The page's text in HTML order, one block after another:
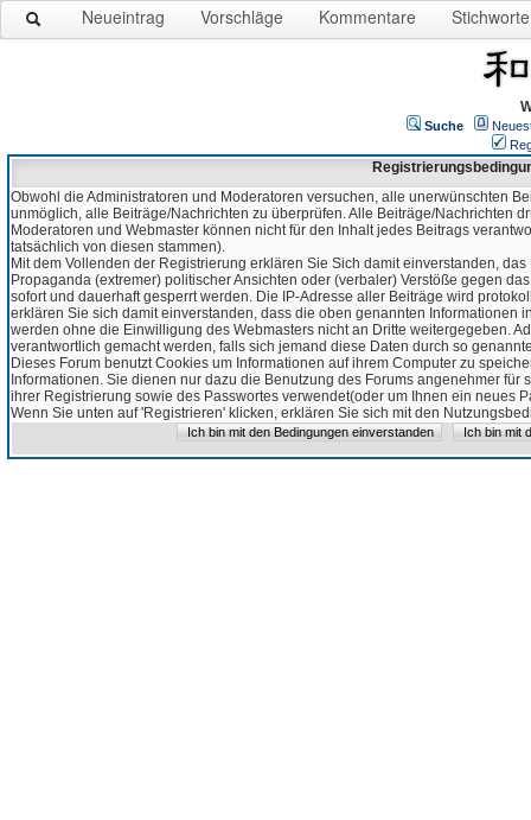
Neueintrag Vorschläge Kommentare Stichworte
Suche
Obwohl die Administratoren und Moderatoren versuchen, alle unerwünschten
unmöglich, alle Beiträge/Nachrichten zu überprüfen. Alle Beiträge/Nachrichten
Moderatoren und Webmaster können nicht für den Inhalt jedes Beitrags
tatsächlich von diesen stammen).
Mit dem Vollenden der Registrierung erklären Sie Sich damit einverstanden,
Propaganda (extremer) politischer Ansichten oder (verbaler) Verstöße gegen
sofort und dauerhaft gesperrt werden. Die IP-Adresse aller Beiträge wird
erklären Sie sich damit einverstanden, dass die oben genannten Informationen
werden ohne die Einwilligung des Webmasters nicht an Dritte weitergegeben.
verantwortlich gemacht werden, falls sich jemand diese Daten durch so
Dieses Forum benutzt Cookies um Informationen auf ihrem Computer zu
Informationen. Sie dienen nur dazu die Benutzung des Forums angenehmer
ihrer Registrierung sowie des Passwortes verwendet(oder um Ihnen ein neues
Wenn Sie unten auf 'Registrieren' klicken, erklären Sie sich mit den